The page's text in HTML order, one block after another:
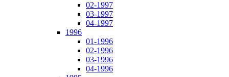
02-1997
03-1997
04-1997
1996
01-1996
02-1996
03-1996
04-1996